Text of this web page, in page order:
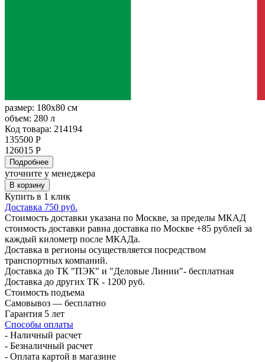
размер: 180x80 см
объем: 280 л
Код товара: 214194
135500 Р
126015 Р
Подробнее
уточните у менеджера
В корзину
Купить в 1 клик
Доставка 750 руб.
Стоимость доставки указана по Москве, за пределы МКАД
стоимость доставки равна доставка по Москве +85 рублей за
каждый километр после МКАДа.
Доставка в регионы осуществляется посредством
транспортных компаний.
Доставка до ТК "ПЭК" и "Деловые Линии"- бесплатная
Доставка до других ТК - 1200 руб.
Стоимость подъема
Самовывоз — бесплатно
Гарантия 5 лет
Способы оплаты
- Наличный расчет
- Безналичный расчет
- Оплата картой в магазине